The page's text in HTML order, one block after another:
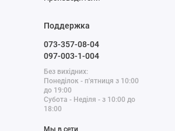
Поддержка
073-357-08-04
097-003-1-004
Без вихідних:
Понеділок - п'ятниця з 10:00
до 19:00
Субота - Неділя - з 10:00 до
18:00
Мы в сети